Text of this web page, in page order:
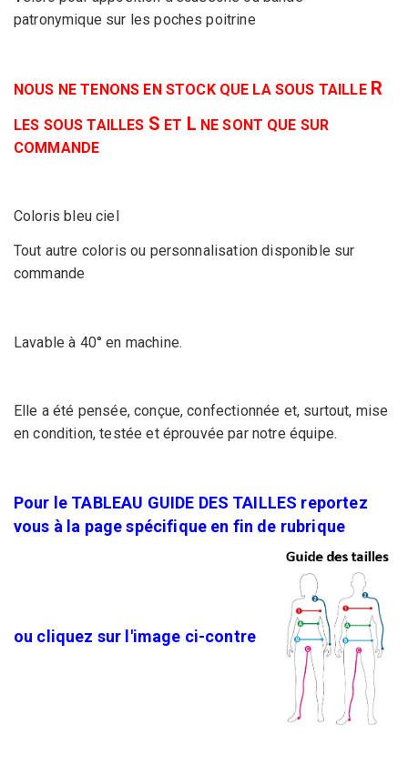
patronymique sur les poches poitrine
NOUS NE TENONS EN STOCK QUE LA SOUS TAILLE R
LES SOUS TAILLES S ET L NE SONT QUE SUR
COMMANDE
Coloris bleu ciel
Tout autre coloris ou personnalisation disponible sur
commande
Lavable à 40° en machine.
Elle a été pensée, conçue, confectionnée et, surtout, mise
en condition, testée et éprouvée par notre équipe.
Pour le TABLEAU GUIDE DES TAILLES reportez
vous à la page spécifique en fin de rubrique
ou cliquez sur l'image ci-contre